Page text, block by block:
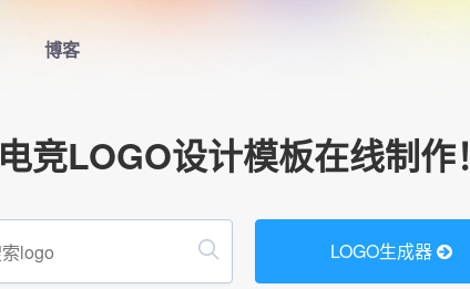
博客
LOGO生成器
LOGO模板
电竞LOGO设计模板在线制作！
LOGO生成器